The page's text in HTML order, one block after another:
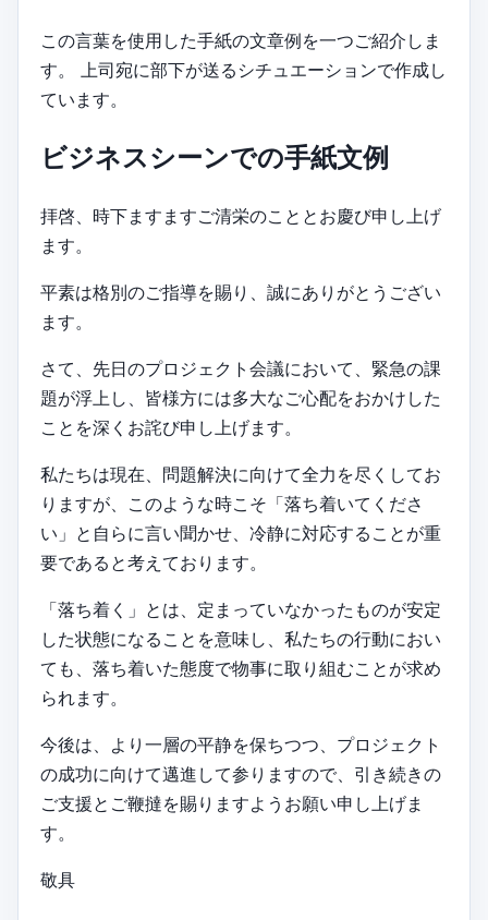
この言葉を使用した手紙の文章例を一つご紹介しま
す。 上司宛に部下が送るシチュエーションで作成し
ています。
ビジネスシーンでの手紙文例
拝啓、時下ますますご清栄のこととお慶び申し上げ
ます。
平素は格別のご指導を賜り、誠にありがとうござい
ます。
さて、先日のプロジェクト会議において、緊急の課
題が浮上し、皆様方には多大なご心配をおかけした
ことを深くお詫び申し上げます。
私たちは現在、問題解決に向けて全力を尽くしてお
りますが、このような時こそ「落ち着いてくださ
い」と自らに言い聞かせ、冷静に対応することが重
要であると考えております。
「落ち着く」とは、定まっていなかったものが安定
した状態になることを意味し、私たちの行動におい
ても、落ち着いた態度で物事に取り組むことが求め
られます。
今後は、より一層の平静を保ちつつ、プロジェクト
の成功に向けて邁進して参りますので、引き続きの
ご支援とご鞭撻を賜りますようお願い申し上げま
す。
敬具